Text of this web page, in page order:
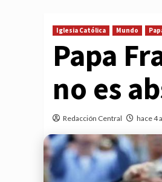
Iglesia Católica Mundo
Papa
no es
Redacción Central hace 4